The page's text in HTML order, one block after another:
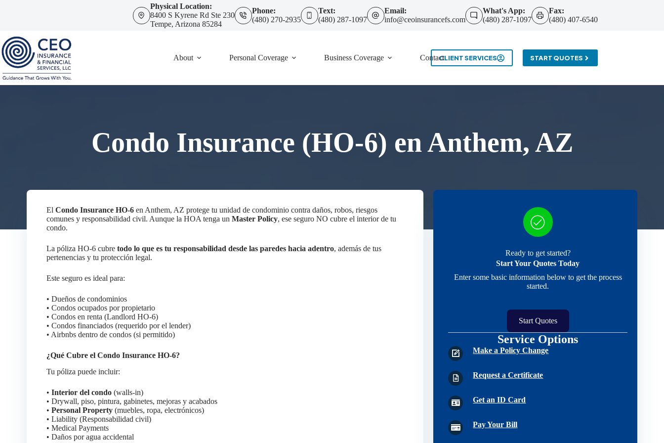
Physical Location:
8400 S Kyrene Rd Ste 230
Tempe, Arizona 85284
Phone:
(480) 270-2935
Text:
(480) 287-1097
Email:
info@ceoinsurancefs.com
What's App:
(480) 287-1097
Fax:
(480) 407-6540
About Personal Coverage Business Coverage ContactCLIENT SERVICES START QUOTES
Condo Insurance (HO-6) en Anthem, AZ
El Condo Insurance HO-6en Anthem, AZ protege tu unidad de condominio contra daños, robos, riesgos
comunes y responsabilidad civil. Aunque la HOA tenga un Master Policy, ese seguro NO cubre el interior de tu
condo.
La póliza HO-6 cubre todo lo que es tu responsabilidad desde las paredes hacia adentro, además de tus
pertenencias y tu protección legal.
Este seguro es ideal para:
• Dueños de condominios
• Condos ocupados por propietario
• Condos en renta (Landlord HO-6)
• Condos financiados (requerido por el lender)
• Airbnbs dentro de condos (si permitido)
¿Qué Cubre el Condo Insurance HO-6?
Tu póliza puede incluir:
• Interior del condo(walls-in)
• Drywall, piso, pintura, gabinetes, mejoras y acabados
• Personal Property(muebles, ropa, electrónicos)
• Liability (Responsabilidad civil)
• Medical Payments
• Daños por agua accidental
Ready to get started?
Start Your Quotes Today
Enter some basic information below to get the process
started.
Start Quotes
Service Options
Make a Policy Change
Request a Certificate
Get an ID Card
Pay Your Bill